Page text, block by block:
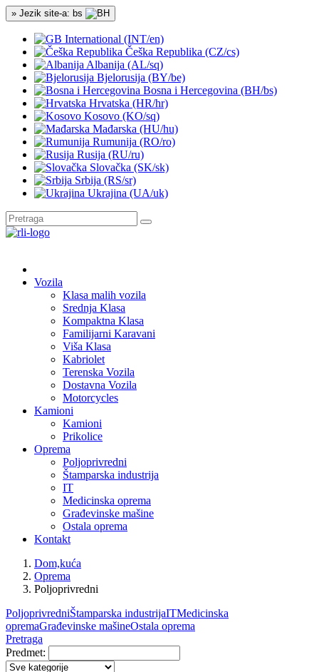
» Jezik site-a: bs
International (INT/en)
Češka Republika (CZ/cs)
Albanija (AL/sq)
Bjelorusija (BY/be)
Bosna i Hercegovina (BH/bs)
Hrvatska (HR/hr)
Kosovo (KO/sq)
Mađarska (HU/hu)
Rumunija (RO/ro)
Rusija (RU/ru)
Slovačka (SK/sk)
Srbija (RS/sr)
Ukrajina (UA/uk)
Vozila
Klasa malih vozila
Srednja Klasa
Kompaktna Klasa
Familijarni Karavani
Viša Klasa
Kabriolet
Terenska Vozila
Dostavna Vozila
Motorcycles
Kamioni
Kamioni
Prikolice
Oprema
Poljoprivredni
Štamparska industrija
IT
Medicinska oprema
Građevinske mašine
Ostala oprema
Kontakt
Dom,kuća
Oprema
Poljoprivredni
PoljoprivredniŠtamparska industrijaITMedicinska
opremaGrađevinske mašineOstala oprema
Pretraga
Predmet: